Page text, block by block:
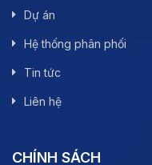
Dự án
Hệ thống phân phối
Tin tức
Liên hệ
CHÍNH SÁCH